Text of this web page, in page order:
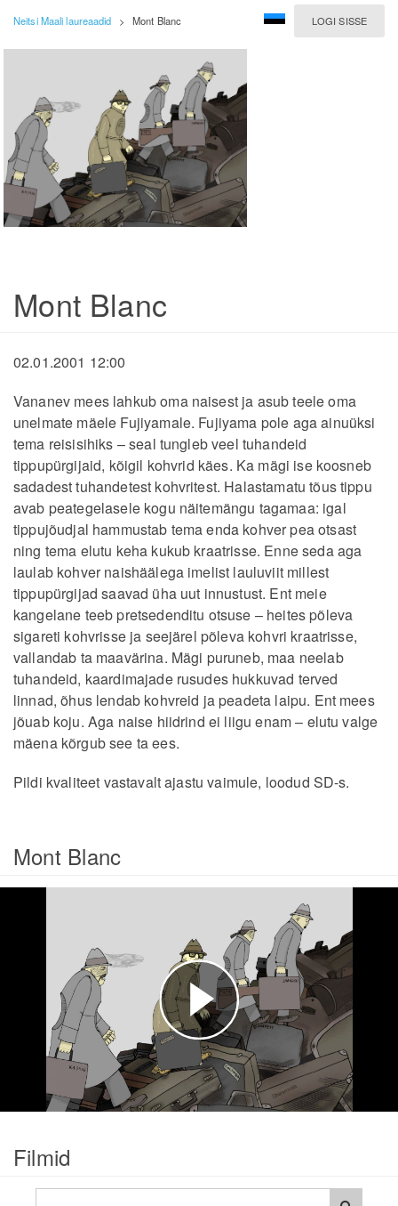
LOGI SISSE
Neitsi Maali laureaadid > Mont Blanc
Mont Blanc
02.01.2001 12:00
Vananev mees lahkub oma naisest ja asub teele oma
unelmate mäele Fujiyamale. Fujiyama pole aga ainuüksi
tema reisisihiks – seal tungleb veel tuhandeid
tippupürgijaid, kõigil kohvrid käes. Ka mägi ise koosneb
sadadest tuhandetest kohvritest. Halastamatu tõus tippu
avab peategelasele kogu näitemängu tagamaa: igal
tippujõudjal hammustab tema enda kohver pea otsast
ning tema elutu keha kukub kraatrisse. Enne seda aga
laulab kohver naishäälega imelist lauluviit millest
tippupürgijad saavad üha uut innustust. Ent meie
kangelane teeb pretsedenditu otsuse – heites põleva
sigareti kohvrisse ja seejärel põleva kohvri kraatrisse,
vallandab ta maavärina. Mägi puruneb, maa neelab
tuhandeid, kaardimajade rusudes hukkuvad terved
linnad, õhus lendab kohvreid ja peadeta laipu. Ent mees
jõuab koju. Aga naise hiidrind ei liigu enam – elutu valge
mäena kõrgub see ta ees.
Pildi kvaliteet vastavalt ajastu vaimule, loodud SD-s.
Mont Blanc
Esita
video
Filmid